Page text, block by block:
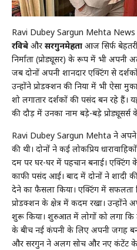
Ravi Dubey Sargun Mehta News :
रविदुबे और सरगुनमेहता आज सिर्फ
निर्माता (प्रोड्यूसर) के रूप में भी
जब दोनों अपनी शानदार एक्टिंग से
उन्होंने प्रोडक्शन की दुनिया में भी ऐसा
शो लगातार दर्शकों की पसंद बन रहे हैं।
की दौड़ में उनका नाम बड़े-बड़े प्रोड्यूसर्स
Ravi Dubey Sargun Mehta ने अपने
की थी। दोनों ने कई लोकप्रिय
दम पर घर-घर में पहचान बनाई। एक्टिंग
काफी पसंद आई। बाद में दोनों ने शादी
देने का फैसला किया। एक्टिंग में
प्रोडक्शन के क्षेत्र में कदम रखा। उन्होंने
शुरू किया। शुरुआत में लोगों को लगा कि
के बीच नई कंपनी के लिए अपनी जगह
और सरगुन ने अलग सोच और नए कंटेंट